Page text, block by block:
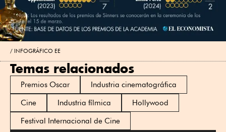
INFOGRÁFICO EE
Temas relacionados
Premios Oscar
Industria cinematográfica
Cine
Industria fílmica
Hollywood
Festival Internacional de Cine